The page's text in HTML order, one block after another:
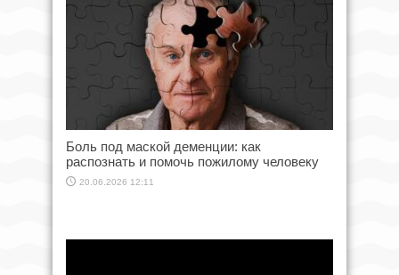
Боль под маской деменции: как
распознать и помочь пожилому человеку
20.06.2026 12:11